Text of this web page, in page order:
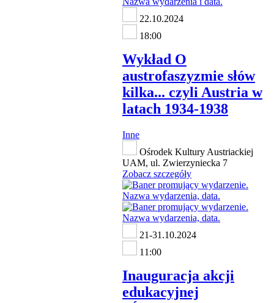
22.10.2024
18:00
Wykład O
austrofaszyzmie słów
kilka... czyli Austria w
latach 1934-1938
Inne
Ośrodek Kultury Austriackiej
UAM, ul. Zwierzyniecka 7
Zobacz szczegóły
21-31.10.2024
11:00
Inauguracja akcji
edukacyjnej